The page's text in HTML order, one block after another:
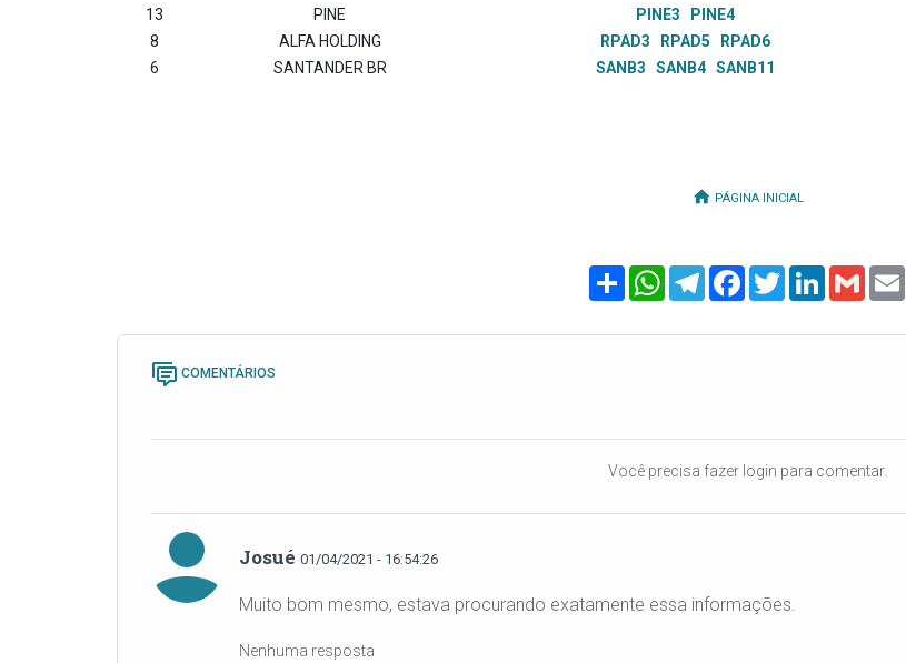
13
PINE PINE3 PINE4
8
ALFA HOLDING RPAD3 RPAD5 RPAD6
6
SANTANDER BR SANB3 SANB4 SANB11
PÁGINA INICIAL
ShareWhatsAppTelegramFacebook
TwitterLinkedInGmail
COMENTÁRIOS
Você precisa fazer login para comentar.
Josué 01/04/2021 - 16:54:26
Muito bom mesmo, estava procurando exatamente essa informações.
Nenhuma resposta